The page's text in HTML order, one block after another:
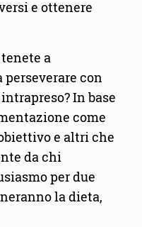
e ottenere
a
perseverare con
In base
come
e altri che
da chi
per due
la dieta,